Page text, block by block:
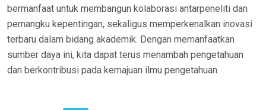
bermanfaat untuk membangun kolaborasi antarpeneliti dan
pemangku kepentingan, sekaligus memperkenalkan inovasi
terbaru dalam bidang akademik. Dengan memanfaatkan
sumber daya ini, kita dapat terus menambah pengetahuan
dan berkontribusi pada kemajuan ilmu pengetahuan.